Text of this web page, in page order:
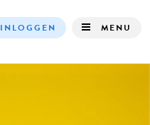
INLOGGEN MENU